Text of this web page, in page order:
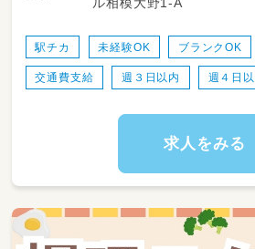
◆登園、降園時の子どもの
ど）
◆お散歩や戸外活動の引率
◆トイレや着替え、食事の
◆お部屋の掃除やおもち
駅チカ 未経験OK ブランクOK
交通費支給 週３日以内 週４日
求人をみる